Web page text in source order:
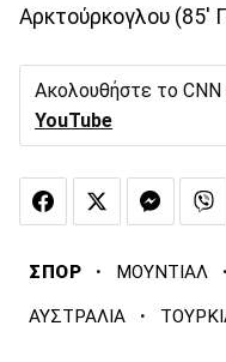
Αρκτούρκογλου (85'
Ακολουθήστε το
YouTube
ΣΠΟΡ · ΜΟΥΝΤΙΑΛ ·
ΑΥΣΤΡΑΛΙΑ ·